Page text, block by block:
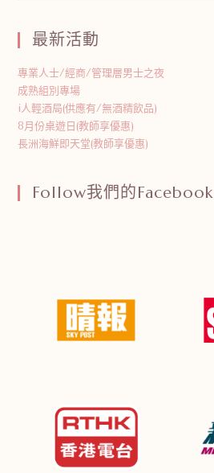
最新活動
專業人士/經商/管理層男士之夜
成熟組別專場
i人輕酒局(供應有/無酒精飲品)
8月份桌遊日(教師享優惠)
長洲海鮮即天堂(教師享優惠)
Follow我們的Facebook